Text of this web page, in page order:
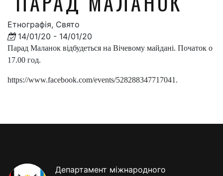
Етнографія, Свято
14/01/20 - 14/01/20
Парад Маланок відбудеться на Вічевому майдані. Початок о
17.00 год.
https://www.facebook.com/events/528288347717041.
Департамент міжнародного